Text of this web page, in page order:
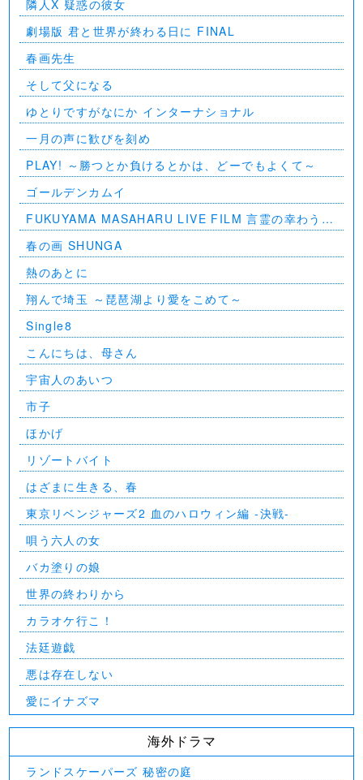
隣人X 疑惑の彼女
劇場版 君と世界が終わる日に FINAL
春画先生
そして父になる
ゆとりですがなにか インターナショナル
一月の声に歓びを刻め
PLAY! ～勝つとか負けるとかは、どーでもよくて～
ゴールデンカムイ
FUKUYAMA MASAHARU LIVE FILM 言霊の幸わう夏
@NIPPON BUDOKAN 2023
春の画 SHUNGA
熱のあとに
翔んで埼玉 ～琵琶湖より愛をこめて～
Single8
こんにちは、母さん
宇宙人のあいつ
市子
ほかげ
リゾートバイト
はざまに生きる、春
東京リベンジャーズ2 血のハロウィン編 -決戦-
唄う六人の女
バカ塗りの娘
世界の終わりから
カラオケ行こ！
法廷遊戯
悪は存在しない
愛にイナズマ
海外ドラマ
ランドスケーパーズ 秘密の庭